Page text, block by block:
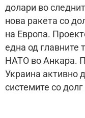
долари во
нова ракета со
на Европа.
една од главните
НАТО во Анкара.
Украина активно
системите со